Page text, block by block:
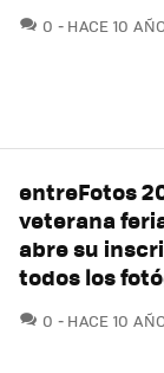
0 HACE 10
entreFotos
veterana
abre su
todos los
0 HACE 10